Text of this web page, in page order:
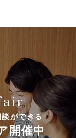
ができる
開催中